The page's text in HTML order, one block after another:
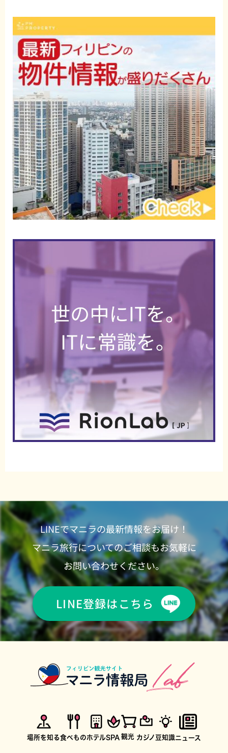
LINEでマニラの最新情報をお届け！
マニラ旅行についてのご相談もお気軽に
お問い合わせください。
LINE登録はこちら
場所を知る食べものホテルSPA 観光 カジノ 豆知識ニュース